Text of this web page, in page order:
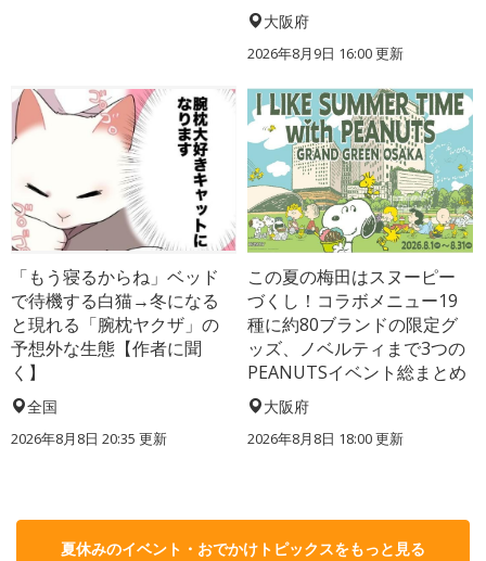
大阪府
2026年8月9日 16:00更新
「もう寝るからね」ベッド
で待機する白猫→冬になる
と現れる「腕枕ヤクザ」の
予想外な生態【作者に聞
く】
全国
2026年8月8日 20:35 更新
この夏の梅田はスヌーピー
づくし！コラボメニュー19
種に約80ブランドの限定グ
ッズ、ノベルティまで3つの
PEANUTSイベント総まとめ
大阪府
2026年8月8日 18:00更新
夏休みのイベント・おでかけトピックスをもっと見る